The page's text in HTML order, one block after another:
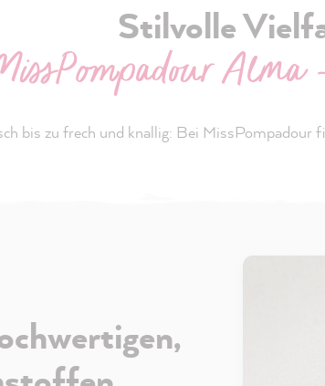
Stilvolle
Alma
bis zu frech und knallig: Bei MissPompadour